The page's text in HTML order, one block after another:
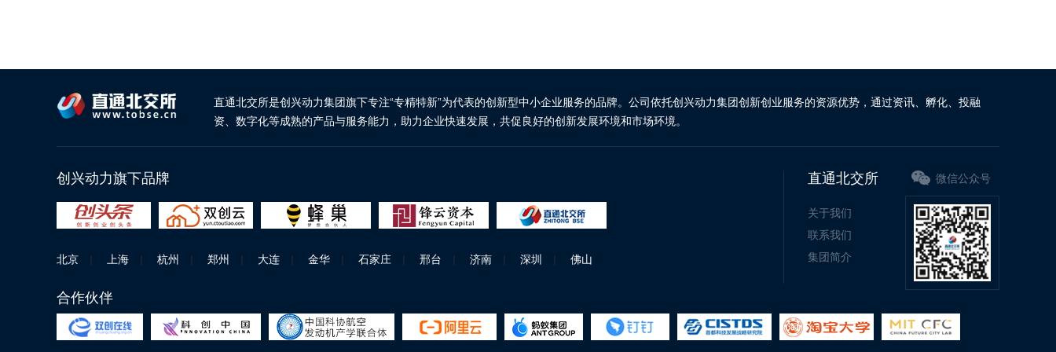
直通北交所是创兴动力集团旗下专注“专精特新”为代表的创新型中小企业服务的品牌。公司依托创兴动力集团创新创业服务的资源优势，通过资讯、孵化、投融
资、数字化等成熟的产品与服务能力，助力企业快速发展，共促良好的创新发展环境和市场环境。
创兴动力旗下品牌
北京 | 上海 | 杭州 | 郑州 | 大连 | 金华 | 石家庄 | 邢台 | 济南 | 深圳 | 佛山
直通北交所
关于我们
联系我们
集团简介
微信公众号
合作伙伴